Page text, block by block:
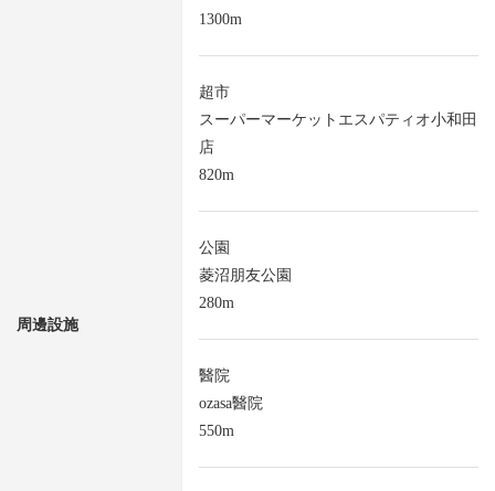
周邊設施
1300m
超市
スーパーマーケットエスパティオ小和田
店
820m
公園
菱沼朋友公園
280m
醫院
ozasa醫院
550m